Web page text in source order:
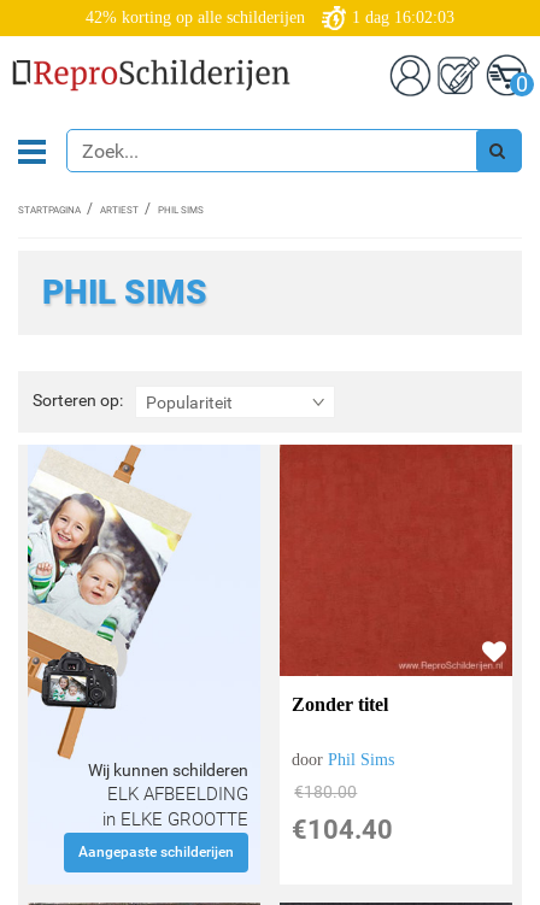
42% korting op alle schilderijen 1 dag 16:02:03
0
STARTPAGINA ARTIEST PHIL SIMS
PHIL SIMS
Sorteren op: Populariteit
Sorteren
op:
Wij kunnen schilderen
ELK AFBEELDING
in ELKE GROOTTE
Aangepaste schilderijen
Zonder titel
doorPhil Sims
€180.00
€104.40